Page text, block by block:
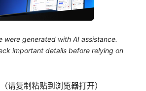
were generated with AI assistance.
important details before relying on
请复制粘贴到浏览器打开）